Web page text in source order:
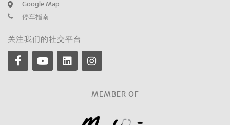
Google Map
停车指南
关注我们的社交平台
MEMBER OF